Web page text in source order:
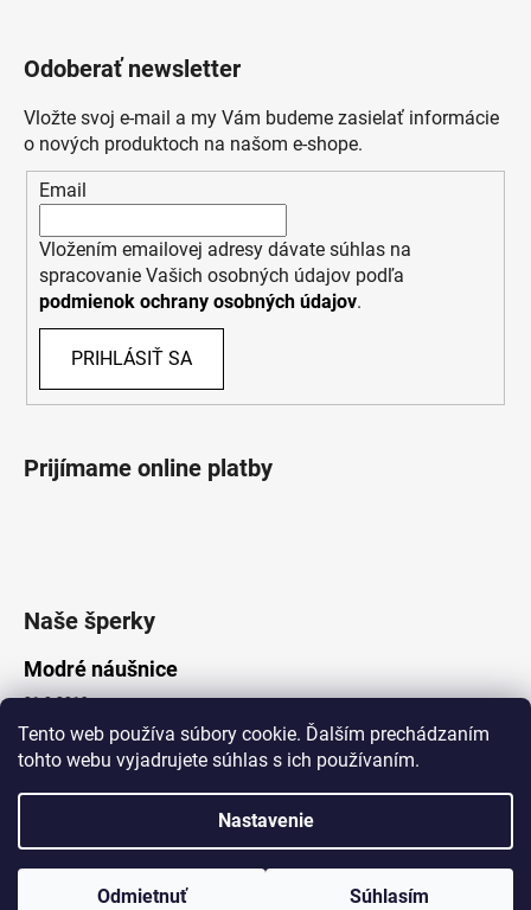
Tento web používa súbory cookie. Ďalším prechádzaním
tohto webu vyjadrujete súhlas s ich používaním.
Nastavenie
Odmietnuť Súhlasím
www.Lotka.sk - najkrajšie šperky za dobré ceny. Pri nákupe nad 50€
poštovné zdarma. Nakupujte s dôverou - naša spoločnosť je s
Odoberať newsletter
Vložte svoj e-mail a my Vám budeme zasielať informácie
o nových produktoch na našom e-shope.
Email
Vložením emailovej adresy dávate súhlas na
spracovanie Vašich osobných údajov podľa
podmienok ochrany osobných údajov.
PRIHLÁSIŤ SA
Prijímame online platby
Naše šperky
Modré náušnice
21.8.2019
Vytvoril Shoptet
Lotka.sk. Všetky práva vyhradené.
Upraviť nastavenie cookies